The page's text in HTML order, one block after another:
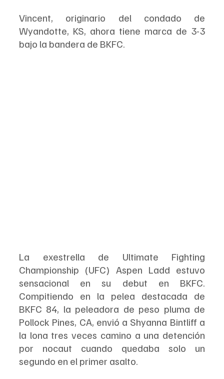
Vincent, originario del condado de
Wyandotte, KS, ahora tiene marca de 3-3
bajo la bandera de BKFC.
La exestrella de Ultimate Fighting
Championship (UFC) Aspen Ladd estuvo
sensacional en su debut en BKFC.
Compitiendo en la pelea destacada de
BKFC 84, la peleadora de peso pluma de
Pollock Pines, CA, envió a Shyanna Bintliff a
la lona tres veces camino a una detención
por nocaut cuando quedaba solo un
segundo en el primer asalto.